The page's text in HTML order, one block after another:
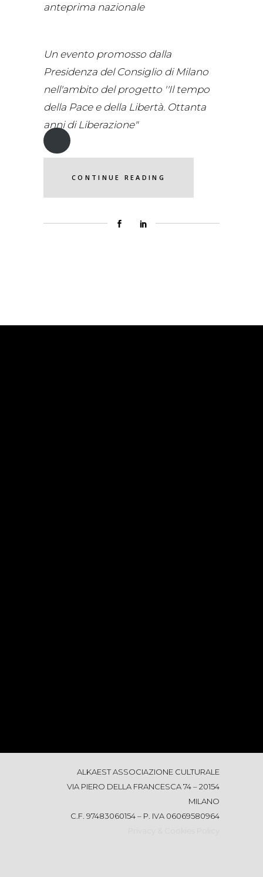
anteprima nazionale
Un evento promosso dalla
Presidenza del Consiglio di Milano
nell'ambito del progetto ''Il tempo
della Pace e della Libertà. Ottanta
anni di Liberazione"
CONTINUE READING
ALKAEST ASSOCIAZIONE CULTURALE
VIA PIERO DELLA FRANCESCA 74 – 20154
MILANO
C.F. 97483060154 – P. IVA 06069580964